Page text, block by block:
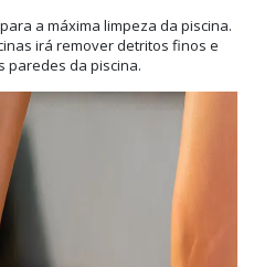
a máxima limpeza da piscina.
irá remover detritos finos e
paredes da piscina.